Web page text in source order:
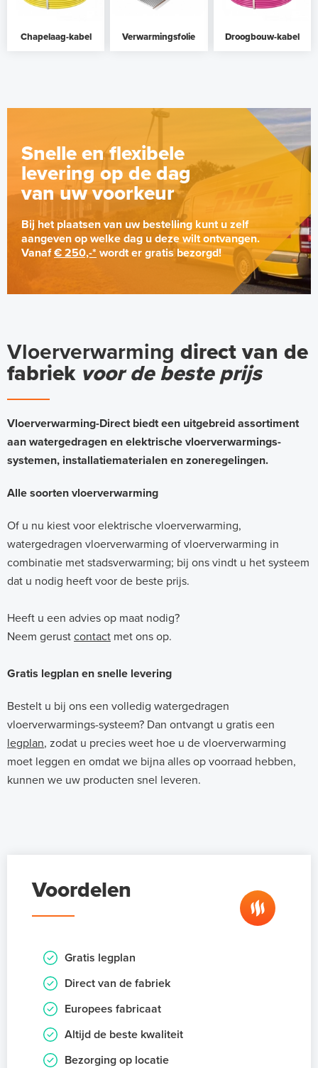
Chapelaag-kabel Verwarmingsfolie Droogbouw-kabel
Snelle en flexibele
levering op de dag
van uw voorkeur
Bij het plaatsen van uw bestelling kunt u zelf
aangeven op welke dag u deze wilt ontvangen.
Vanaf€ 250,-* wordt er gratis bezorgd!
Vloerverwarming direct van de
fabriek voor de beste prijs
Vloerverwarming-Direct biedt een uitgebreid assortiment
aan watergedragen en elektrische vloerverwarmings-
systemen, installatiematerialen en zoneregelingen.
Alle soorten vloerverwarming
Of u nu kiest voor elektrische vloerverwarming,
watergedragen vloerverwarming of vloerverwarming in
combinatie met stadsverwarming; bij ons vindt u het systeem
dat u nodig heeft voor de beste prijs.
Heeft u een advies op maat nodig?
Neem gerust contact met ons op.
Gratis legplan en snelle levering
Bestelt u bij ons een volledig watergedragen
vloerverwarmings-systeem? Dan ontvangt u gratis een
legplan, zodat u precies weet hoe u de vloerverwarming
moet leggen en omdat we bijna alles op voorraad hebben,
kunnen we uw producten snel leveren.
Voordelen
Gratis legplan
Direct van de fabriek
Europees fabricaat
Altijd de beste kwaliteit
Bezorging op locatie